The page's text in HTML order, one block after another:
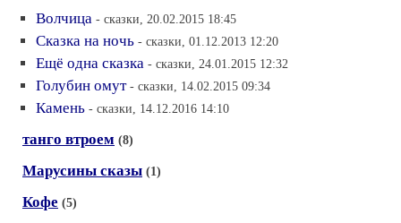
Волчица - сказки, 20.02.2015 18:45
Сказка на ночь - сказки, 01.12.2013 12:20
Ещё одна сказка - сказки, 24.01.2015 12:32
Голубин омут - сказки, 14.02.2015 09:34
Камень - сказки, 14.12.2016 14:10
танго втроем (8)
Марусины сказы (1)
Кофе (5)